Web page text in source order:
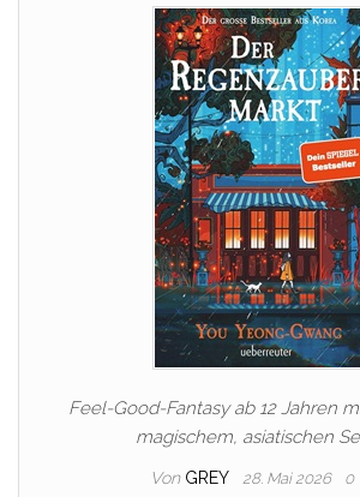
Feel-Good-Fantasy ab 12 Jahren
magischem, asiatischen
Von GREY 28. Mai 2026 0